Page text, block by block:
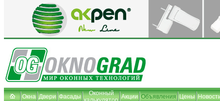
Окна Двери Фасады
Оконный
Акции Объявления Цены